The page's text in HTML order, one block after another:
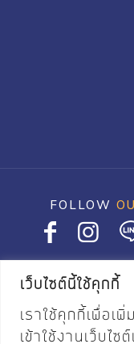
เว็บไซต์นี้ใช้คุกกี้
เราใช้คุกกี้เพื่อเ
เข้าใช้งานเว็บไ
FOLLOW
©2020